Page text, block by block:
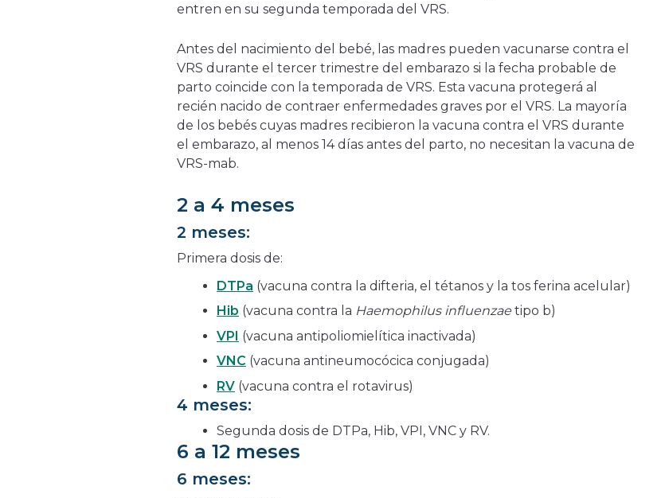
entren en su segunda temporada del VRS.
Antes del nacimiento del bebé, las madres pueden vacunarse contra el
VRS durante el tercer trimestre del embarazo si la fecha probable de
parto coincide con la temporada de VRS. Esta vacuna protegerá al
recién nacido de contraer enfermedades graves por el VRS. La mayoría
de los bebés cuyas madres recibieron la vacuna contra el VRS durante
el embarazo, al menos 14 días antes del parto, no necesitan la vacuna de
VRS-mab.
2 a 4 meses
2 meses:
Primera dosis de:
DTPa (vacuna contra la difteria, el tétanos y la tos ferina acelular)
Hib (vacuna contra la Haemophilus influenzae tipo b)
VPI (vacuna antipoliomielítica inactivada)
VNC (vacuna antineumocócica conjugada)
RV (vacuna contra el rotavirus)
4 meses:
Segunda dosis de DTPa, Hib, VPI, VNC y RV.
6 a 12 meses
6 meses: